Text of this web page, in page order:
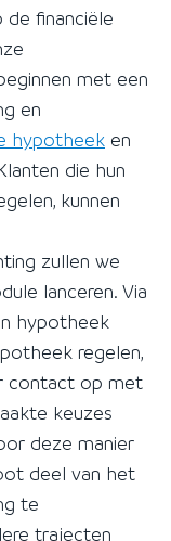
financiële
met een
en
hypotheek en
die hun
kunnen
zullen we
lanceren. Via
hypotheek
regelen,
contact op met
keuzes
deze manier
deel van het
te
trajecten